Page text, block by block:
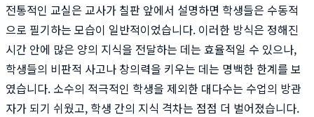
전통적인 교실은 교사가 칠판 앞에서 설명하면 학생들은 수동적
으로 필기하는 모습이 일반적이었습니다. 이러한 방식은 정해진
시간 안에 많은 양의 지식을 전달하는 데는 효율적일 수 있으나,
학생들의 비판적 사고나 창의력을 키우는 데는 명백한 한계를 보
였습니다. 소수의 적극적인 학생을 제외한 대다수는 수업의 방관
자가 되기 쉬웠고, 학생 간의 지식 격차는 점점 더 벌어졌습니다.